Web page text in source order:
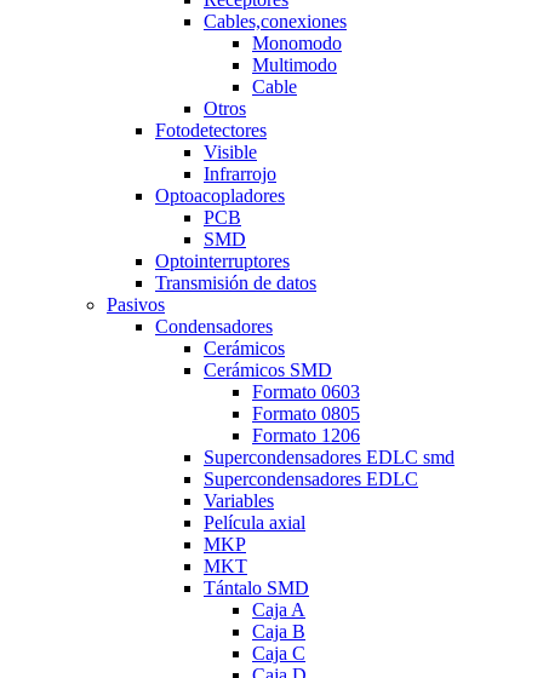
Cables,conexiones
Monomodo
Multimodo
Cable
Otros
Fotodetectores
Visible
Infrarrojo
Optoacopladores
PCB
SMD
Optointerruptores
Transmisión de datos
Pasivos
Condensadores
Cerámicos
Cerámicos SMD
Formato 0603
Formato 0805
Formato 1206
Supercondensadores EDLC smd
Supercondensadores EDLC
Variables
Película axial
MKP
MKT
Tántalo SMD
Caja A
Caja B
Caja C